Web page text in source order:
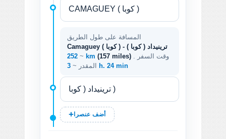
المسافة على طول الطريق
Camaguey ( كوبا ) - ترينيداد ( كوبا )
~ 252 km (157 miles)
المقدر ~ 3 h. 24 min
أضف عنصرا